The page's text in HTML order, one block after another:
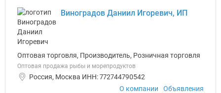
Виноградов Даниил Игоревич, ИП
Оптовая торговля, Производитель, Розничная торговля
Оптовая продажа рыбы и морепродуктов
Россия, Москва ИНН: 772744790542
О компании
Объявления